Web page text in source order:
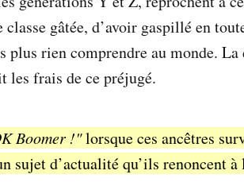
gâtée, d’avoir gaspillé en
plus rien comprendre au monde. La
les frais de ce préjugé.
Boomer !"lorsque ces ancêtres
sujet d’actualité qu’ils renoncent